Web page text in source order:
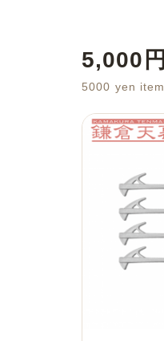
5,000
5000 yen item